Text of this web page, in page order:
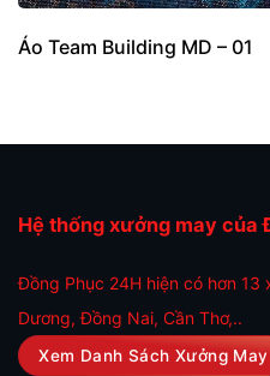
Áo Team Building MD – 01
Hệ thống xưởng may của
Đồng Phục 24H hiện có hơn 13
Dương, Đồng Nai, Cần Thơ,..
Xem Danh Sách Xưởng May